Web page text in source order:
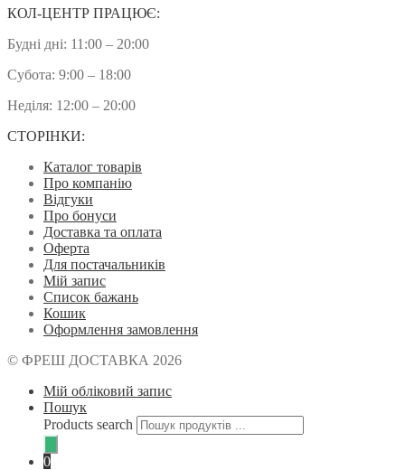
КОЛ-ЦЕНТР ПРАЦЮЄ:
Будні дні: 11:00 – 20:00
Субота: 9:00 – 18:00
Неділя: 12:00 – 20:00
СТОРІНКИ:
Каталог товарів
Про компанію
Відгуки
Про бонуси
Доставка та оплата
Оферта
Для постачальників
Мій запис
Список бажань
Кошик
Оформлення замовлення
© ФРЕШ ДОСТАВКА 2026
Мій обліковий запис
Пошук
Products search
0